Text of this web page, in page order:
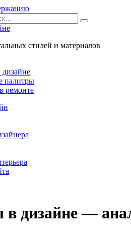
стилей и материалов
палитры
ремонте
в дизайне —